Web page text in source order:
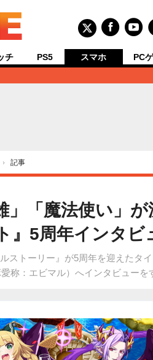
チ PS5 スマホ PC
› 記事
」「魔法使い」
』5周年インタビ
ストーリー』が5周年を迎えたタ
称：エビマル）へインタビュー